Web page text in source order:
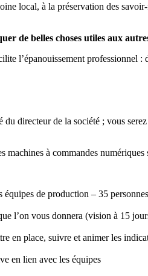
local, à la préservation des
de belles choses utiles aux
l’épanouissement professionnel :
directeur de la société ; vous
machines à commandes numériques
de production – 35
l’on vous donnera (vision à 15
en place, suivre et animer les
en lien avec les équipes